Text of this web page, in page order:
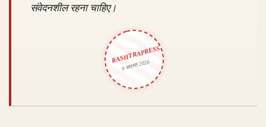
संवेदनशील रहना चाहिए।
RASHTRAPRESS
9 अगस्त 2026